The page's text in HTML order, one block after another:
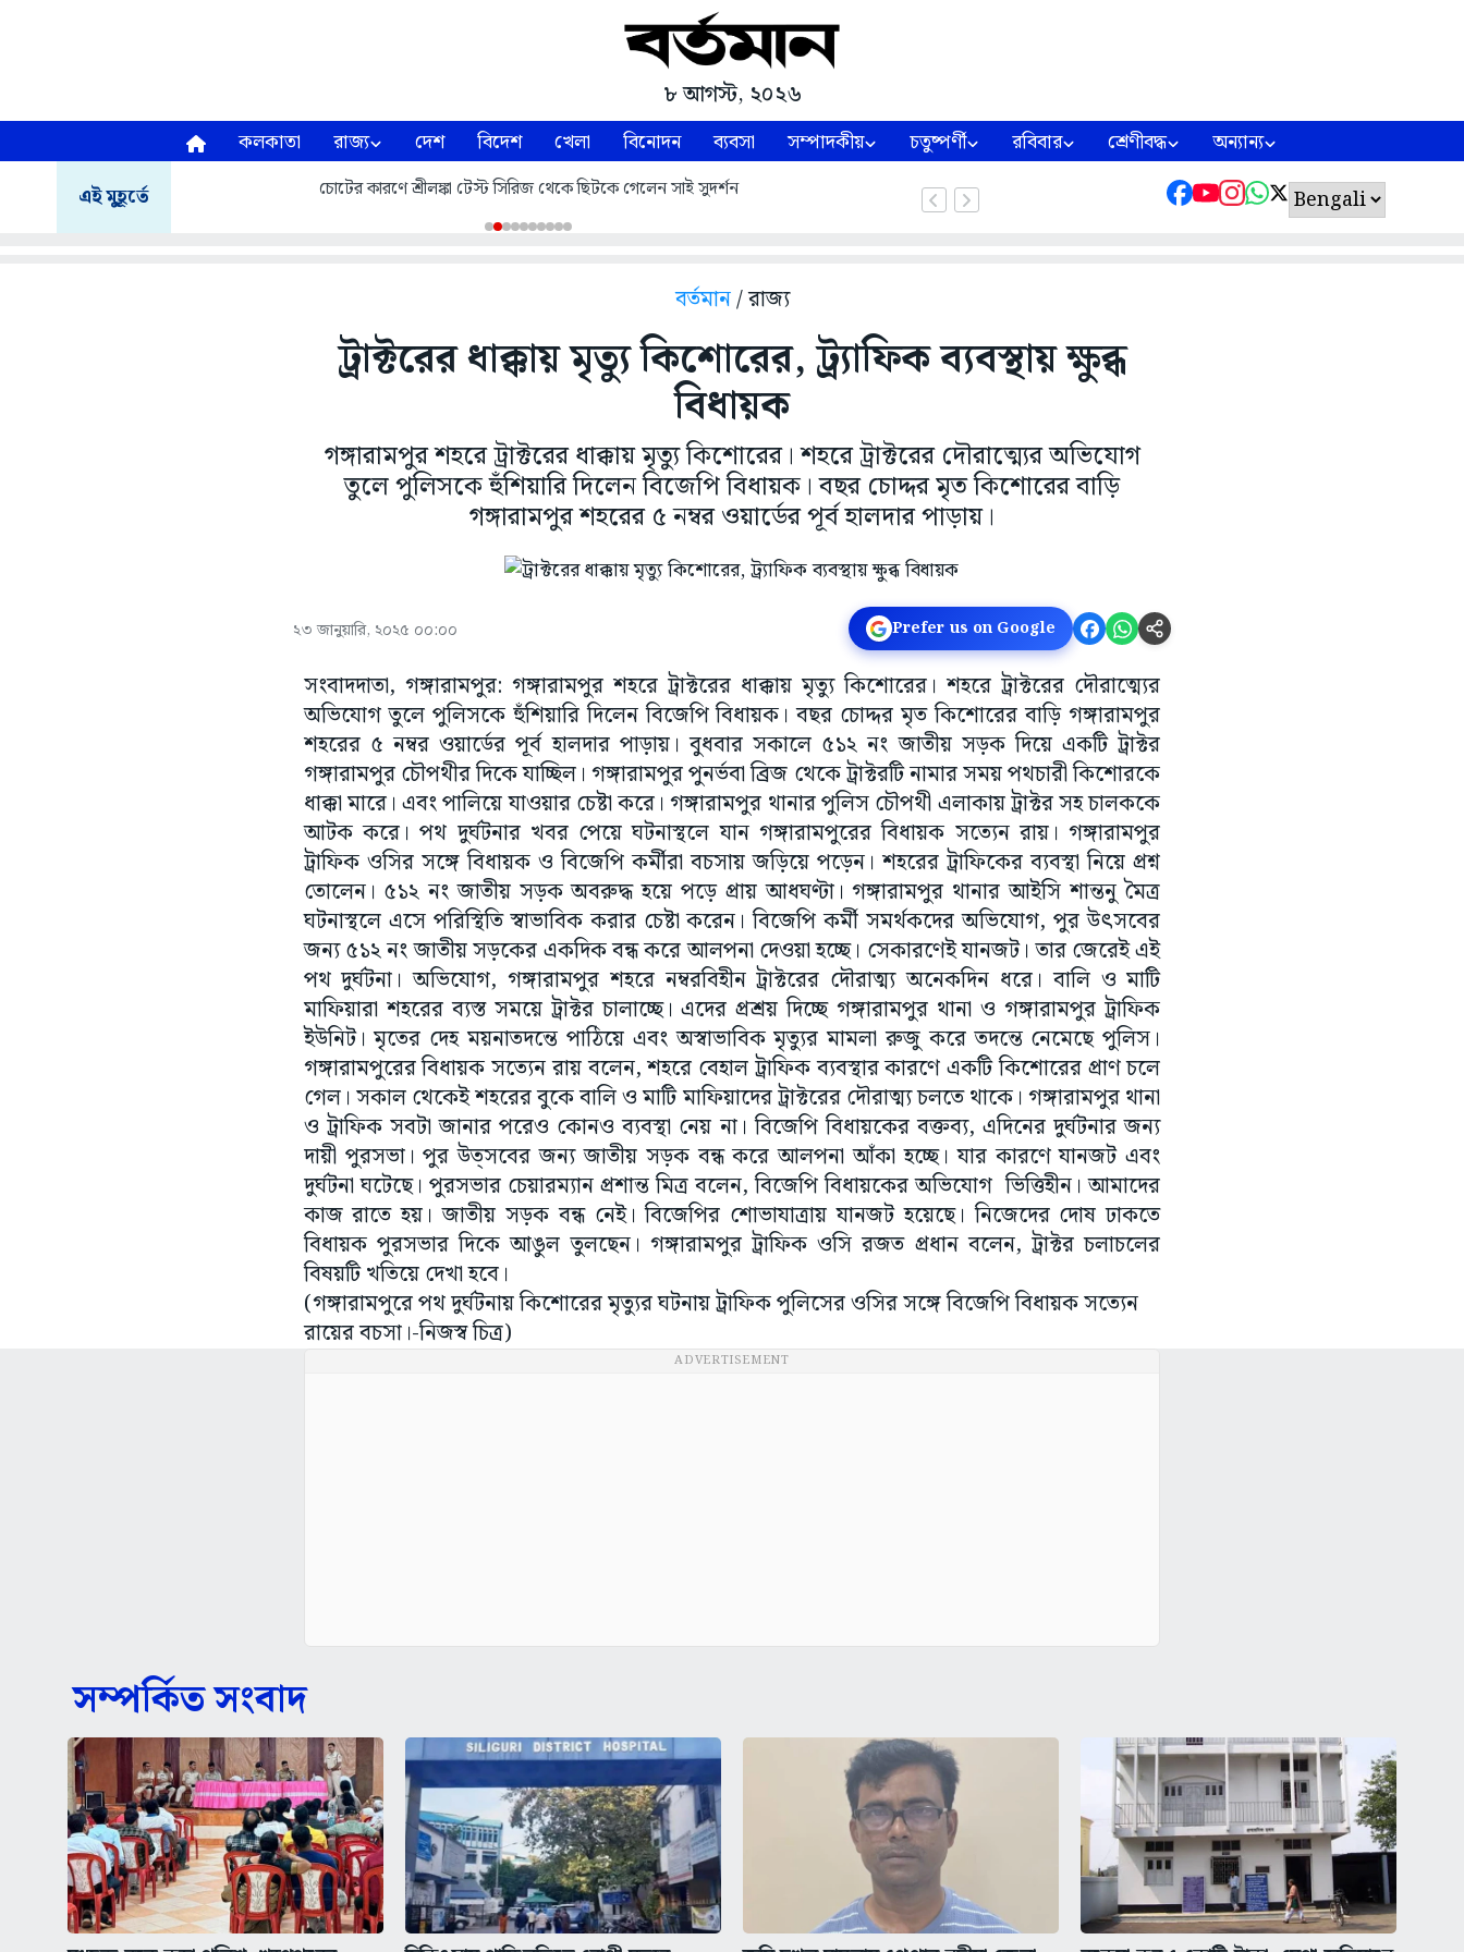
৮ আগস্ট, ২০২৬
কলকাতা রাজ্য দেশ বিদেশ খেলা বিনোদন ব্যবসা সম্পাদকীয় চতুষ্পর্ণী রবিবার শ্রেণীবদ্ধ অন্যান্য
এই মুহূর্তে চোটের কারণে শ্রীলঙ্কা টেস্ট সিরিজ থেকে ছিটকে গেলেন সাই সুদর্শন
বর্তমান/ রাজ্য
ট্রাক্টরের ধাক্কায় মৃত্যু কিশোরের, ট্র্যাফিক ব্যবস্থায় ক্ষুব্ধ
বিধায়ক
গঙ্গারামপুর শহরে ট্রাক্টরের ধাক্কায় মৃত্যু কিশোরের। শহরে ট্রাক্টরের দৌরাত্ম্যের অভিযোগ
তুলে পুলিসকে হুঁশিয়ারি দিলেন বিজেপি বিধায়ক। বছর চোদ্দর মৃত কিশোরের বাড়ি
গঙ্গারামপুর শহরের ৫ নম্বর ওয়ার্ডের পূর্ব হালদার পাড়ায়।
২৩ জানুয়ারি, ২০২৫ ০০:০০ Prefer us on Google
সংবাদদাতা, গঙ্গারামপুর: গঙ্গারামপুর শহরে ট্রাক্টরের ধাক্কায় মৃত্যু কিশোরের। শহরে ট্রাক্টরের দৌরাত্ম্যের
অভিযোগ তুলে পুলিসকে হুঁশিয়ারি দিলেন বিজেপি বিধায়ক। বছর চোদ্দর মৃত কিশোরের বাড়ি গঙ্গারামপুর
শহরের ৫ নম্বর ওয়ার্ডের পূর্ব হালদার পাড়ায়। বুধবার সকালে ৫১২ নং জাতীয় সড়ক দিয়ে একটি ট্রাক্টর
গঙ্গারামপুর চৌপথীর দিকে যাচ্ছিল। গঙ্গারামপুর পুনর্ভবা ব্রিজ থেকে ট্রাক্টরটি নামার সময় পথচারী কিশোরকে
ধাক্কা মারে। এবং পালিয়ে যাওয়ার চেষ্টা করে। গঙ্গারামপুর থানার পুলিস চৌপথী এলাকায় ট্রাক্টর সহ চালককে
আটক করে। পথ দুর্ঘটনার খবর পেয়ে ঘটনাস্থলে যান গঙ্গারামপুরের বিধায়ক সত্যেন রায়। গঙ্গারামপুর
ট্রাফিক ওসির সঙ্গে বিধায়ক ও বিজেপি কর্মীরা বচসায় জড়িয়ে পড়েন। শহরের ট্রাফিকের ব্যবস্থা নিয়ে প্ৰশ্ন
তোলেন। ৫১২ নং জাতীয় সড়ক অবরুদ্ধ হয়ে পড়ে প্রায় আধঘণ্টা। গঙ্গারামপুর থানার আইসি শান্তনু মৈত্র
ঘটনাস্থলে এসে পরিস্থিতি স্বাভাবিক করার চেষ্টা করেন। বিজেপি কর্মী সমর্থকদের অভিযোগ, পুর উৎসবের
জন্য ৫১২ নং জাতীয় সড়কের একদিক বন্ধ করে আলপনা দেওয়া হচ্ছে। সেকারণেই যানজট। তার জেরেই এই
পথ দুর্ঘটনা। অভিযোগ, গঙ্গারামপুর শহরে নম্বরবিহীন ট্রাক্টরের দৌরাত্ম্য অনেকদিন ধরে। বালি ও মাটি
মাফিয়ারা শহরের ব্যস্ত সময়ে ট্রাক্টর চালাচ্ছে। এদের প্রশ্রয় দিচ্ছে গঙ্গারামপুর থানা ও গঙ্গারামপুর ট্রাফিক
ইউনিট। মৃতের দেহ ময়নাতদন্তে পাঠিয়ে এবং অস্বাভাবিক মৃত্যুর মামলা রুজু করে তদন্তে নেমেছে পুলিস।
গঙ্গারামপুরের বিধায়ক সত্যেন রায় বলেন, শহরে বেহাল ট্রাফিক ব্যবস্থার কারণে একটি কিশোরের প্রাণ চলে
গেল। সকাল থেকেই শহরের বুকে বালি ও মাটি মাফিয়াদের ট্রাক্টরের দৌরাত্ম্য চলতে থাকে। গঙ্গারামপুর থানা
ও ট্রাফিক সবটা জানার পরেও কোনও ব্যবস্থা নেয় না। বিজেপি বিধায়কের বক্তব্য, এদিনের দুর্ঘটনার জন্য
দায়ী পুরসভা। পুর উত্সবের জন্য জাতীয় সড়ক বন্ধ করে আলপনা আঁকা হচ্ছে। যার কারণে যানজট এবং
দুর্ঘটনা ঘটেছে। পুরসভার চেয়ারম্যান প্রশান্ত মিত্র বলেন, বিজেপি বিধায়কের অভিযোগ ভিত্তিহীন। আমাদের
কাজ রাতে হয়। জাতীয় সড়ক বন্ধ নেই। বিজেপির শোভাযাত্রায় যানজট হয়েছে। নিজেদের দোষ ঢাকতে
বিধায়ক পুরসভার দিকে আঙুল তুলছেন। গঙ্গারামপুর ট্রাফিক ওসি রজত প্রধান বলেন, ট্রাক্টর চলাচলের
বিষয়টি খতিয়ে দেখা হবে।
(গঙ্গারামপুরে পথ দুর্ঘটনায় কিশোরের মৃত্যুর ঘটনায় ট্রাফিক পুলিসের ওসির সঙ্গে বিজেপি বিধায়ক সত্যেন
রায়ের বচসা।-নিজস্ব চিত্র)
ADVERTISEMENT
সম্পর্কিত সংবাদ